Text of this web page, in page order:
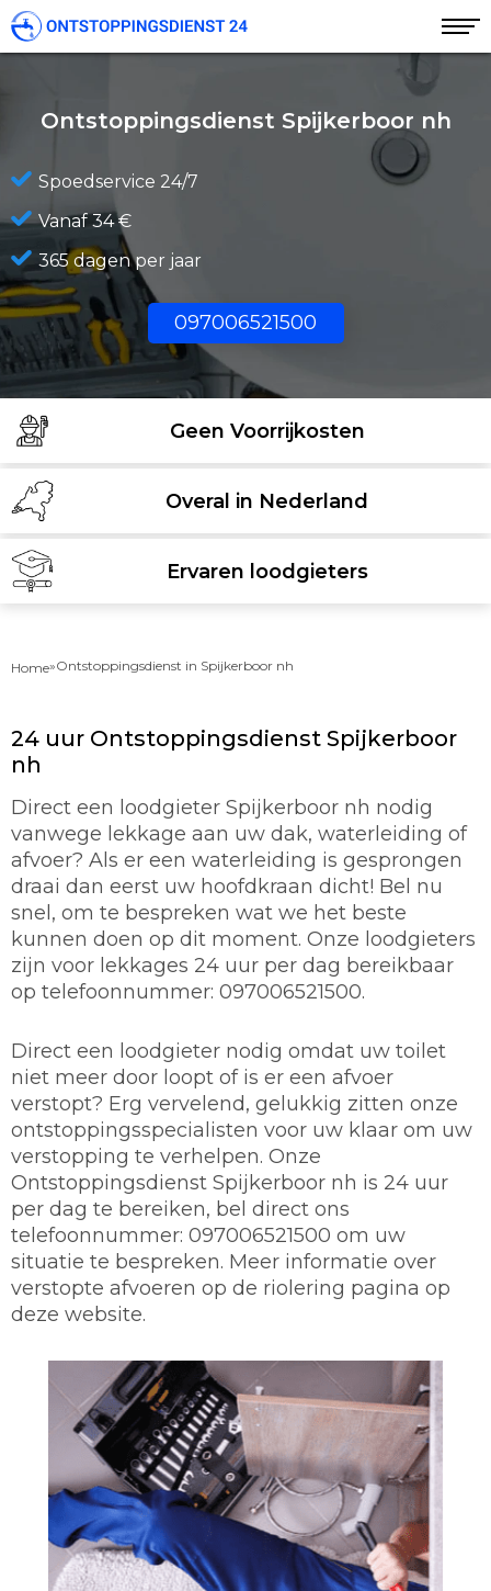
Ontstoppingsdienst Spijkerboor nh
Spoedservice 24/7
Vanaf 34 €
365 dagen per jaar
097006521500
Geen Voorrijkosten
Overal in Nederland
Ervaren loodgieters
Home»Ontstoppingsdienst in Spijkerboor nh
24 uur Ontstoppingsdienst Spijkerboor
nh
Direct een loodgieter Spijkerboor nh nodig
vanwege lekkage aan uw dak, waterleiding of
afvoer? Als er een waterleiding is gesprongen
draai dan eerst uw hoofdkraan dicht! Bel nu
snel, om te bespreken wat we het beste
kunnen doen op dit moment. Onze loodgieters
zijn voor lekkages 24 uur per dag bereikbaar
op telefoonnummer: 097006521500.
Direct een loodgieter nodig omdat uw toilet
niet meer door loopt of is er een afvoer
verstopt? Erg vervelend, gelukkig zitten onze
ontstoppingsspecialisten voor uw klaar om uw
verstopping te verhelpen. Onze
Ontstoppingsdienst Spijkerboor nh is 24 uur
per dag te bereiken, bel direct ons
telefoonnummer: 097006521500 om uw
situatie te bespreken. Meer informatie over
verstopte afvoeren op de riolering pagina op
deze website.